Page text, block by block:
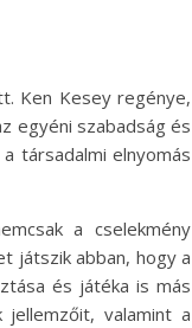
Ken Kesey regénye,
egyéni szabadság és
társadalmi elnyomás
a cselekmény
játszik abban, hogy a
és játéka is más
jellemzőit, valamint a